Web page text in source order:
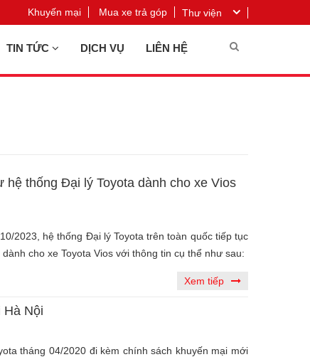
Thư viện
Khuyến mại Mua xe trả góp
TIN TỨC DỊCH VỤ LIÊN HỆ
thống Đại lý Toyota dành cho xe Vios
2023, hệ thống Đại lý Toyota trên toàn quốc tiếp tục
cho xe Toyota Vios với thông tin cụ thể như sau:
Xem tiếp
Hà Nội
tháng 04/2020 đi kèm chính sách khuyến mại mới